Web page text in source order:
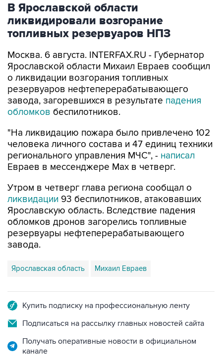
В Ярославской области
ликвидировали возгорание
топливных резервуаров НПЗ
Москва. 6 августа. INTERFAX.RU - Губернатор
Ярославской области Михаил Евраев сообщил
о ликвидации возгорания топливных
резервуаров нефтеперерабатывающего
завода, загоревшихся в результате падения
обломков беспилотников.
"На ликвидацию пожара было привлечено 102
человека личного состава и 47 единиц техники
регионального управления МЧС", - написал
Евраев в мессенджере Мах в четверг.
Утром в четверг глава региона сообщал о
ликвидации 93 беспилотников, атаковавших
Ярославскую область. Вследствие падения
обломков дронов загорелись топливные
резервуары нефтеперерабатывающего
завода.
Ярославская область Михаил Евраев
Купить подписку на профессиональную ленту
Подписаться на рассылку главных новостей сайта
Получать оперативные новости в официальном
канале